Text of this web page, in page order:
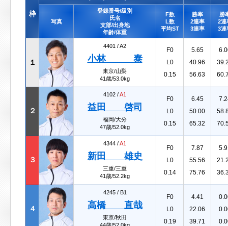
枠
写真
登録番号/級別
氏名
支部/出身地
年齢/体重
F数
L数
平均ST
勝率
2連率
3連率
勝
2連
3連
１
4401 /A2
小林 泰
東京/山梨
41歳/53.0kg
F0
L0
0.15
5.65
40.96
56.63
２
4102 /A1
益田 啓司
福岡/大分
47歳/52.0kg
F0
L0
0.15
6.45
50.00
65.32
３
4344 /A1
新田 雄史
三重/三重
41歳/52.2kg
F0
L0
0.14
7.87
55.56
75.76
４
4245 / B1
高橋 直哉
東京/秋田
F0
L0
0.19
4.41
22.06
39.71